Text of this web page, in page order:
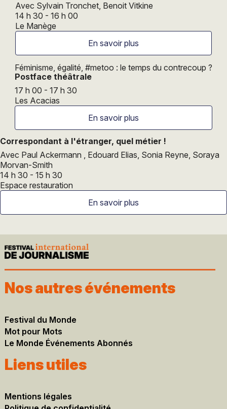
Avec Sylvain Tronchet, Benoit Vitkine
14 h 30 - 16 h 00
Le Manège
En savoir plus
Féminisme, égalité, #metoo : le temps du contrecoup ?
Postface théâtrale
17 h 00 - 17 h 30
Les Acacias
En savoir plus
Correspondant à l'étranger, quel métier !
Avec Paul Ackermann , Edouard Elias, Sonia Reyne, Soraya
Morvan-Smith
14 h 30 - 15 h 30
Espace restauration
En savoir plus
Nos autres événements
Festival du Monde
Mot pour Mots
Le Monde Événements Abonnés
Liens utiles
Mentions légales​